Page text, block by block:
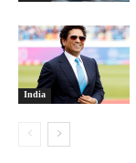
India